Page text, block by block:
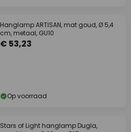
Hanglamp ARTISAN, mat goud, Ø 5,4
cm, metaal, GU10
€ 53,23
Op voorraad
Stars of Light hanglamp Dugla,